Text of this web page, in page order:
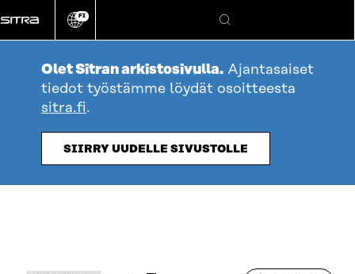
suoraan
sisältöön
Vaihda
kieli
FI
Hae
Olet Sitran arkistosivulla. Ajantasaiset
tiedot työstämme löydät osoitteesta
sitra.fi.
SIIRRY UUDELLE SIVUSTOLLE